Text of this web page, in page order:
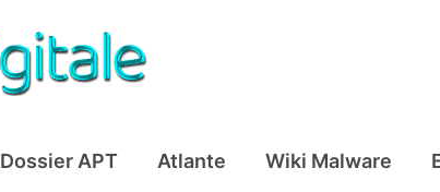
Dossier APT Atlante Wiki Malware